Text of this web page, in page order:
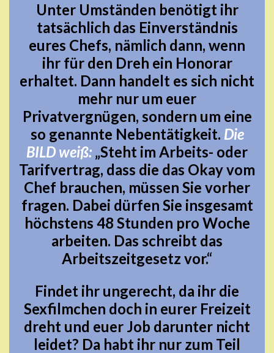
Unter Umständen benötigt ihr
tatsächlich das Einverständnis
eures Chefs, nämlich dann, wenn
ihr für den Dreh ein Honorar
erhaltet. Dann handelt es sich nicht
mehr nur um euer
Privatvergnügen, sondern um eine
so genannte Nebentätigkeit. Die
BILD weiß: „Steht im Arbeits- oder
Tarifvertrag, dass die das Okay vom
Chef brauchen, müssen Sie vorher
fragen. Dabei dürfen Sie insgesamt
höchstens 48 Stunden pro Woche
arbeiten. Das schreibt das
Arbeitszeitgesetz vor.“
Findet ihr ungerecht, da ihr die
Sexfilmchen doch in eurer Freizeit
dreht und euer Job darunter nicht
leidet? Da habt ihr nur zum Teil